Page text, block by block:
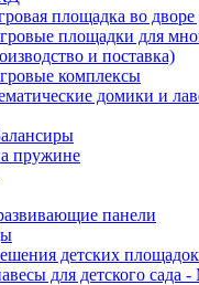
площадка во дворе
площадки для
и поставка)
комплексы
домики и
пружине
панели
детских площадок
для детского